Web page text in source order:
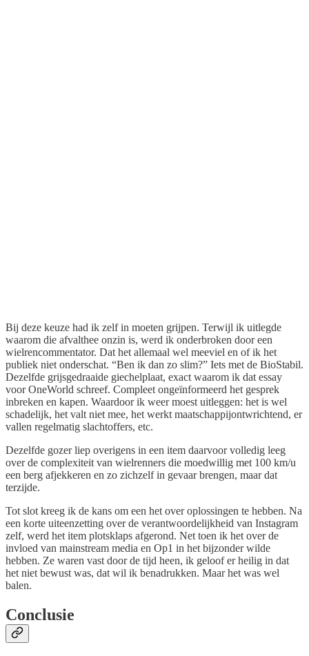
Bij deze keuze had ik zelf in moeten grijpen. Terwijl ik uitlegde
waarom die afvalthee onzin is, werd ik onderbroken door een
wielrencommentator. Dat het allemaal wel meeviel en of ik het
publiek niet onderschat. “Ben ik dan zo slim?” Iets met de BioStabil.
Dezelfde grijsgedraaide giechelplaat, exact waarom ik dat essay
voor OneWorld schreef. Compleet ongeïnformeerd het gesprek
inbreken en kapen. Waardoor ik weer moest uitleggen: het is wel
schadelijk, het valt niet mee, het werkt maatschappijontwrichtend, er
vallen regelmatig slachtoffers, etc.
Dezelfde gozer liep overigens in een item daarvoor volledig leeg
over de complexiteit van wielrenners die moedwillig met 100 km/u
een berg afjekkeren en zo zichzelf in gevaar brengen, maar dat
terzijde.
Tot slot kreeg ik de kans om een het over oplossingen te hebben. Na
een korte uiteenzetting over de verantwoordelijkheid van Instagram
zelf, werd het item plotsklaps afgerond. Net toen ik het over de
invloed van mainstream media en Op1 in het bijzonder wilde
hebben. Ze waren vast door de tijd heen, ik geloof er heilig in dat
het niet bewust was, dat wil ik benadrukken. Maar het was wel
balen.
Conclusie